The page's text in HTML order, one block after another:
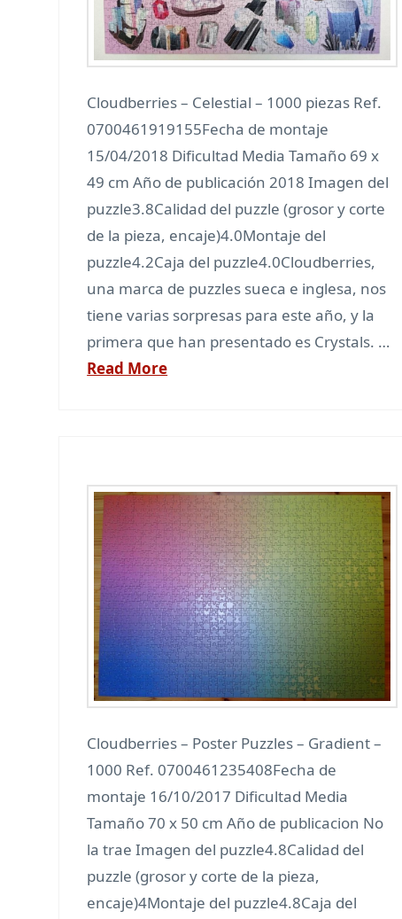
Cloudberries – Celestial – 1000 piezas Ref.
0700461919155Fecha de montaje
15/04/2018 Dificultad Media Tamaño 69 x
49 cm Año de publicación 2018 Imagen del
puzzle3.8Calidad del puzzle (grosor y corte
de la pieza, encaje)4.0Montaje del
puzzle4.2Caja del puzzle4.0Cloudberries,
una marca de puzzles sueca e inglesa, nos
tiene varias sorpresas para este año, y la
primera que han presentado es Crystals. …
Read More
Cloudberries – Poster Puzzles – Gradient –
1000 Ref. 0700461235408Fecha de
montaje 16/10/2017 Dificultad Media
Tamaño 70 x 50 cm Año de publicacion No
la trae Imagen del puzzle4.8Calidad del
puzzle (grosor y corte de la pieza,
encaje)4Montaje del puzzle4.8Caja del